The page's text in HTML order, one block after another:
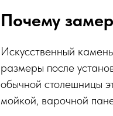
Почему
Искусственный
размеры после
обычной столешницы
мойкой, варочной